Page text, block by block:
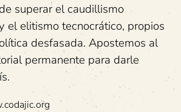
superar el caudillismo
el elitismo tecnocrático, propios
desfasada. Apostemos al
permanente para darle